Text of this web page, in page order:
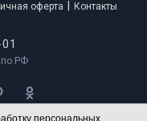
персональных
оферта Контакты
по РФ